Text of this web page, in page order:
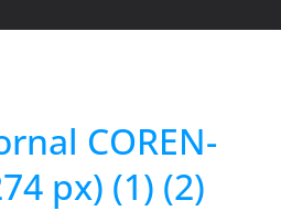
COREN-
px) (1) (2)